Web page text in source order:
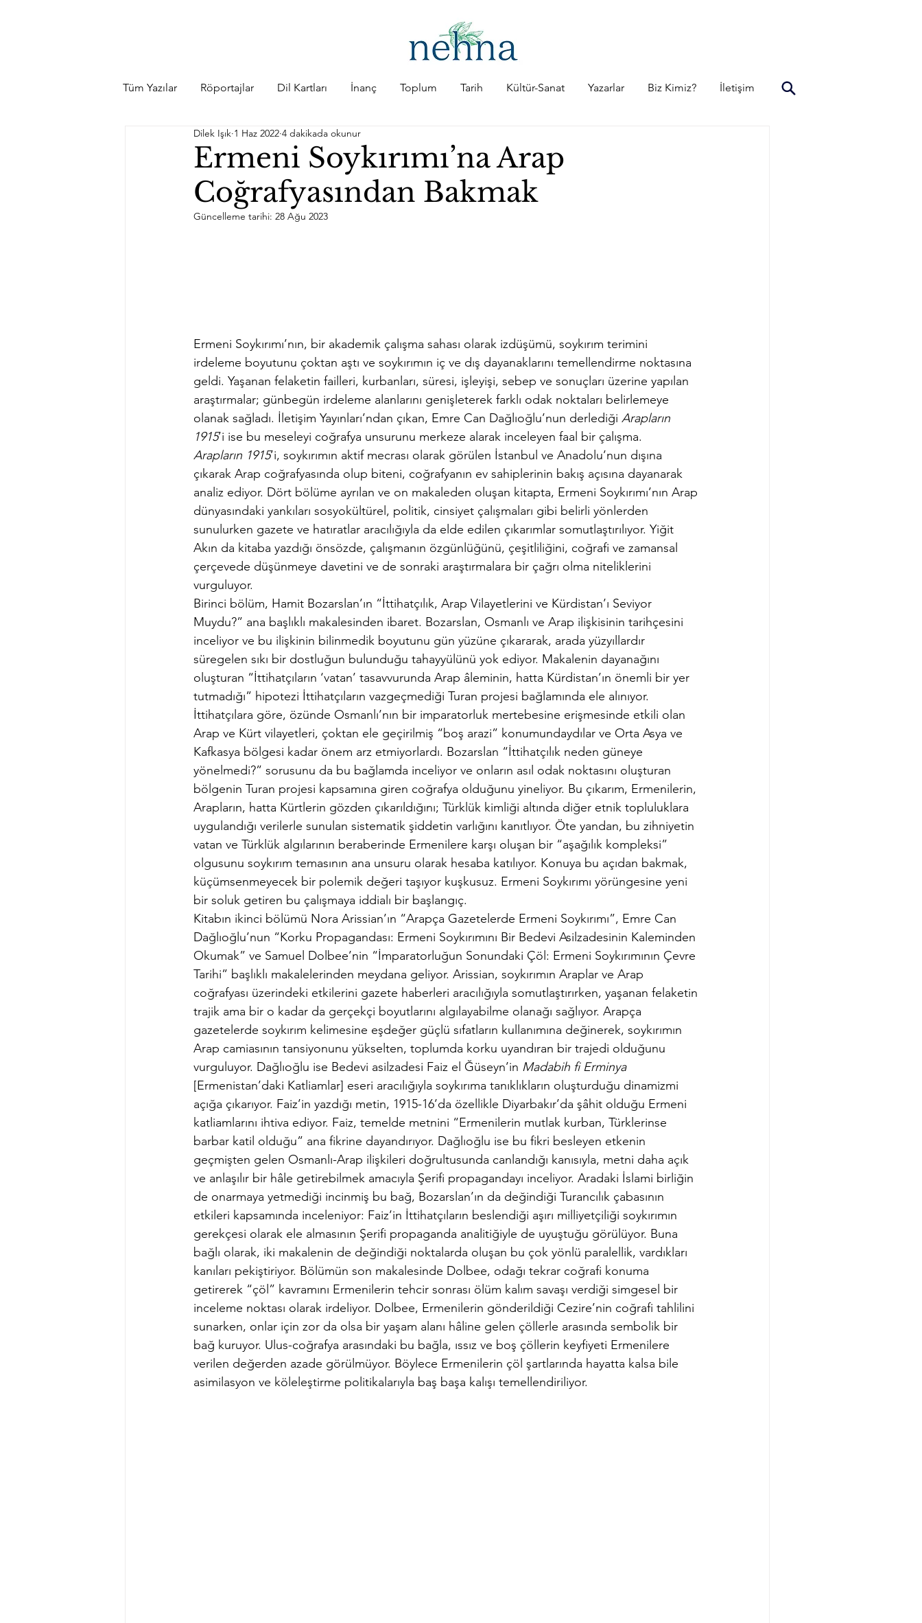
Tüm Yazılar Röportajlar Dil Kartları İnanç Toplum Tarih Kültür-Sanat Yazarlar Biz Kimiz? İletişim
Ermeni Soykırımı’na Arap
Coğrafyasından Bakmak
Dilek Işık 1 Haz 2022 4 dakikada okunur
Güncelleme tarihi: 28 Ağu 2023
Ermeni Soykırımı’nın, bir akademik çalışma sahası olarak izdüşümü, soykırım terimini
irdeleme boyutunu çoktan aştı ve soykırımın iç ve dış dayanaklarını temellendirme noktasına
geldi. Yaşanan felaketin failleri, kurbanları, süresi, işleyişi, sebep ve sonuçları üzerine yapılan
araştırmalar; günbegün irdeleme alanlarını genişleterek farklı odak noktaları belirlemeye
olanak sağladı. İletişim Yayınları’ndan çıkan, Emre Can Dağlıoğlu’nun derlediği Arapların
1915’i ise bu meseleyi coğrafya unsurunu merkeze alarak inceleyen faal bir çalışma.
Arapların 1915’i, soykırımın aktif mecrası olarak görülen İstanbul ve Anadolu’nun dışına
çıkarak Arap coğrafyasında olup biteni, coğrafyanın ev sahiplerinin bakış açısına dayanarak
analiz ediyor. Dört bölüme ayrılan ve on makaleden oluşan kitapta, Ermeni Soykırımı’nın Arap
dünyasındaki yankıları sosyokültürel, politik, cinsiyet çalışmaları gibi belirli yönlerden
sunulurken gazete ve hatıratlar aracılığıyla da elde edilen çıkarımlar somutlaştırılıyor. Yiğit
Akın da kitaba yazdığı önsözde, çalışmanın özgünlüğünü, çeşitliliğini, coğrafi ve zamansal
çerçevede düşünmeye davetini ve de sonraki araştırmalara bir çağrı olma niteliklerini
vurguluyor.
Birinci bölüm, Hamit Bozarslan’ın “İttihatçılık, Arap Vilayetlerini ve Kürdistan’ı Seviyor
Muydu?” ana başlıklı makalesinden ibaret. Bozarslan, Osmanlı ve Arap ilişkisinin tarihçesini
inceliyor ve bu ilişkinin bilinmedik boyutunu gün yüzüne çıkararak, arada yüzyıllardır
süregelen sıkı bir dostluğun bulunduğu tahayyülünü yok ediyor. Makalenin dayanağını
oluşturan “İttihatçıların ‘vatan’ tasavvurunda Arap âleminin, hatta Kürdistan’ın önemli bir yer
tutmadığı” hipotezi İttihatçıların vazgeçmediği Turan projesi bağlamında ele alınıyor.
İttihatçılara göre, özünde Osmanlı’nın bir imparatorluk mertebesine erişmesinde etkili olan
Arap ve Kürt vilayetleri, çoktan ele geçirilmiş “boş arazi” konumundaydılar ve Orta Asya ve
Kafkasya bölgesi kadar önem arz etmiyorlardı. Bozarslan “İttihatçılık neden güneye
yönelmedi?” sorusunu da bu bağlamda inceliyor ve onların asıl odak noktasını oluşturan
bölgenin Turan projesi kapsamına giren coğrafya olduğunu yineliyor. Bu çıkarım, Ermenilerin,
Arapların, hatta Kürtlerin gözden çıkarıldığını; Türklük kimliği altında diğer etnik topluluklara
uygulandığı verilerle sunulan sistematik şiddetin varlığını kanıtlıyor. Öte yandan, bu zihniyetin
vatan ve Türklük algılarının beraberinde Ermenilere karşı oluşan bir “aşağılık kompleksi”
olgusunu soykırım temasının ana unsuru olarak hesaba katılıyor. Konuya bu açıdan bakmak,
küçümsenmeyecek bir polemik değeri taşıyor kuşkusuz. Ermeni Soykırımı yörüngesine yeni
bir soluk getiren bu çalışmaya iddialı bir başlangıç.
Kitabın ikinci bölümü Nora Arissian’ın “Arapça Gazetelerde Ermeni Soykırımı”, Emre Can
Dağlıoğlu’nun “Korku Propagandası: Ermeni Soykırımını Bir Bedevi Asilzadesinin Kaleminden
Okumak” ve Samuel Dolbee’nin “İmparatorluğun Sonundaki Çöl: Ermeni Soykırımının Çevre
Tarihi” başlıklı makalelerinden meydana geliyor. Arissian, soykırımın Araplar ve Arap
coğrafyası üzerindeki etkilerini gazete haberleri aracılığıyla somutlaştırırken, yaşanan felaketin
trajik ama bir o kadar da gerçekçi boyutlarını algılayabilme olanağı sağlıyor. Arapça
gazetelerde soykırım kelimesine eşdeğer güçlü sıfatların kullanımına değinerek, soykırımın
Arap camiasının tansiyonunu yükselten, toplumda korku uyandıran bir trajedi olduğunu
vurguluyor. Dağlıoğlu ise Bedevi asilzadesi Faiz el Ğüseyn’in Madabih fi Erminya
[Ermenistan’daki Katliamlar] eseri aracılığıyla soykırıma tanıklıkların oluşturduğu dinamizmi
açığa çıkarıyor. Faiz’in yazdığı metin, 1915-16’da özellikle Diyarbakır’da şâhit olduğu Ermeni
katliamlarını ihtiva ediyor. Faiz, temelde metnini “Ermenilerin mutlak kurban, Türklerinse
barbar katil olduğu” ana fikrine dayandırıyor. Dağlıoğlu ise bu fikri besleyen etkenin
geçmişten gelen Osmanlı-Arap ilişkileri doğrultusunda canlandığı kanısıyla, metni daha açık
ve anlaşılır bir hâle getirebilmek amacıyla Şerifi propagandayı inceliyor. Aradaki İslami birliğin
de onarmaya yetmediği incinmiş bu bağ, Bozarslan’ın da değindiği Turancılık çabasının
etkileri kapsamında inceleniyor: Faiz’in İttihatçıların beslendiği aşırı milliyetçiliği soykırımın
gerekçesi olarak ele almasının Şerifi propaganda analitiğiyle de uyuştuğu görülüyor. Buna
bağlı olarak, iki makalenin de değindiği noktalarda oluşan bu çok yönlü paralellik, vardıkları
kanıları pekiştiriyor. Bölümün son makalesinde Dolbee, odağı tekrar coğrafi konuma
getirerek “çöl” kavramını Ermenilerin tehcir sonrası ölüm kalım savaşı verdiği simgesel bir
inceleme noktası olarak irdeliyor. Dolbee, Ermenilerin gönderildiği Cezire’nin coğrafi tahlilini
sunarken, onlar için zor da olsa bir yaşam alanı hâline gelen çöllerle arasında sembolik bir
bağ kuruyor. Ulus-coğrafya arasındaki bu bağla, ıssız ve boş çöllerin keyfiyeti Ermenilere
verilen değerden azade görülmüyor. Böylece Ermenilerin çöl şartlarında hayatta kalsa bile
asimilasyon ve köleleştirme politikalarıyla baş başa kalışı temellendiriliyor.